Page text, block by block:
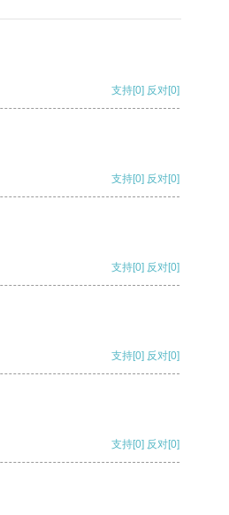
支持[0] 反对[0]
支持[0] 反对[0]
支持[0] 反对[0]
支持[0] 反对[0]
支持[0] 反对[0]